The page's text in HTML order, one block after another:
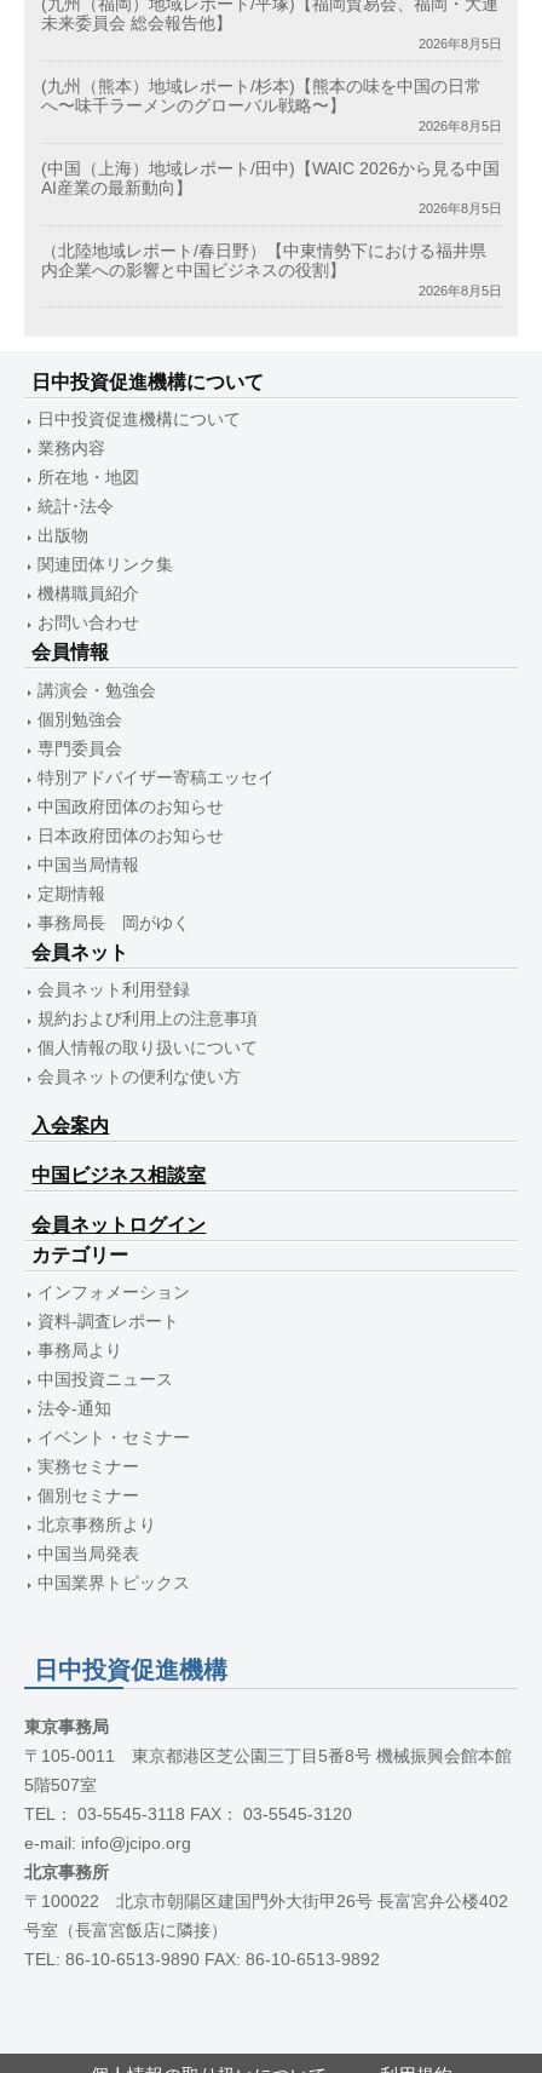
(九州（福岡）地域レポート/平塚)【福岡貿易会、福岡・大連
未来委員会 総会報告他】
2026年8月5日
(九州（熊本）地域レポート/杉本)【熊本の味を中国の日常
へ〜味千ラーメンのグローバル戦略〜】
2026年8月5日
(中国（上海）地域レポート/田中)【WAIC 2026から見る中国
AI産業の最新動向】
2026年8月5日
（北陸地域レポート/春日野）【中東情勢下における福井県
内企業への影響と中国ビジネスの役割】
2026年8月5日
日中投資促進機構について
日中投資促進機構について
業務内容
所在地・地図
統計･法令
出版物
関連団体リンク集
機構職員紹介
お問い合わせ
会員情報
講演会・勉強会
個別勉強会
専門委員会
特別アドバイザー寄稿エッセイ
中国政府団体のお知らせ
日本政府団体のお知らせ
中国当局情報
定期情報
事務局長 岡がゆく
会員ネット
会員ネット利用登録
規約および利用上の注意事項
個人情報の取り扱いについて
会員ネットの便利な使い方
入会案内
中国ビジネス相談室
会員ネットログイン
カテゴリー
インフォメーション
資料-調査レポート
事務局より
中国投資ニュース
法令-通知
イベント・セミナー
実務セミナー
個別セミナー
北京事務所より
中国当局発表
中国業界トピックス
日中投資促進機構
東京事務局
〒105-0011 東京都港区芝公園三丁目5番8号 機械振興会館本館
5階507室
TEL： 03-5545-3118 FAX： 03-5545-3120
e-mail: info@jcipo.org
北京事務所
〒100022 北京市朝陽区建国門外大街甲26号 長富宮弁公楼402
号室（長富宮飯店に隣接）
TEL: 86-10-6513-9890 FAX: 86-10-6513-9892